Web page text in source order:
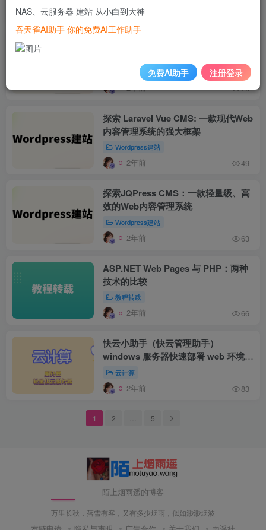
2年前
Wordpress建站
2年前 76
探索 Laravel Vue CMS: 一款现代Web
内容管理系统的强大框架
Wordpress建站
2年前 49
探索JQPress CMS：一款轻量级、高
效的Web内容管理系统
Wordpress建站
2年前 63
ASP.NET Web Pages 与 PHP：两种
技术的比较
教程转载
2年前 66
快云小助手（快云管理助手）
windows 服务器快速部署 web 环境的
过程云计算
2年前 83
1 2 5
陌上烟雨遥的博客
万里长秋，落雪有客，又有多少烟雨，似如渺渺烟波
NAS、云服务器 建站 从小白到大神
吞天雀AI助手 你的免费AI工作助手
免费AI助手 注册登录